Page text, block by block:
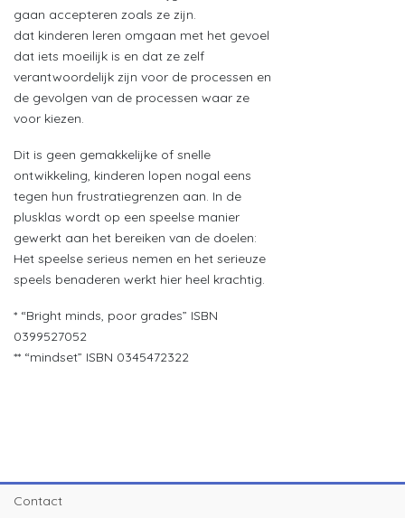
gaan accepteren zoals ze zijn.
dat kinderen leren omgaan met het gevoel
dat iets moeilijk is en dat ze zelf
verantwoordelijk zijn voor de processen en
de gevolgen van de processen waar ze
voor kiezen.
Dit is geen gemakkelijke of snelle
ontwikkeling, kinderen lopen nogal eens
tegen hun frustratiegrenzen aan. In de
plusklas wordt op een speelse manier
gewerkt aan het bereiken van de doelen:
Het speelse serieus nemen en het serieuze
speels benaderen werkt hier heel krachtig.
* “Bright minds, poor grades” ISBN
0399527052
** “mindset” ISBN 0345472322
Contact